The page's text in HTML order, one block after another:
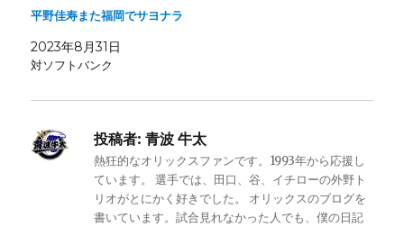
平野佳寿また福岡でサヨナラ
2023年8月31日
対ソフトバンク
投稿者: 青波 牛太
熱狂的なオリックスファンです。1993年から応援し
ています。 選手では、田口、谷、イチローの外野ト
リオがとにかく好きでした。 オリックスのブログを
書いています。試合見れなかった人でも、僕の日記